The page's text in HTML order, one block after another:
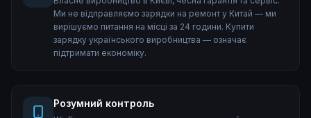
Ми не відправляємо зарядки на ремонт у Китай — ми
вирішуємо питання на місці за 24 години. Купити
зарядку українського виробництва — означає
підтримати економіку.
Розумний контроль